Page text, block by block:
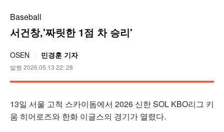
Baseball
서건창,'짜릿한 1점 차 승리'
OSEN 민경훈 기자
발행 2026.05.13 22: 28
13일 서울 고척 스카이돔에서 2026 신한 SOL KBO리그 키
움 히어로즈와 한화 이글스의 경기가 열렸다.